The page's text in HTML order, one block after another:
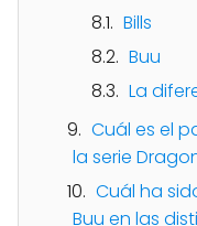
Bills
Buu
La
Cuál es el
la serie
Cuál ha
Buu en las